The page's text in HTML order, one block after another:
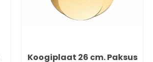
Koogiplaat 26 cm. Paksus